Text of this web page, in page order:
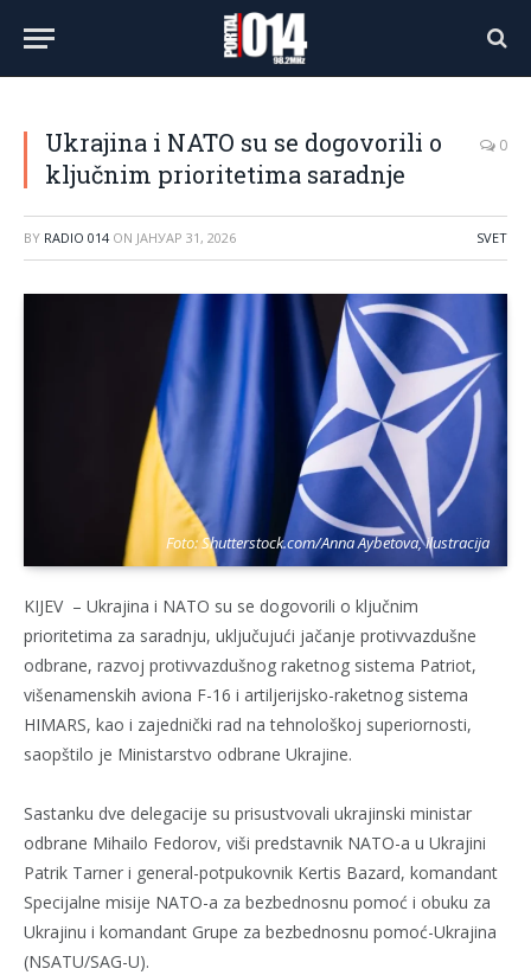
Ukrajina i NATO su se dogovorili o
ključnim prioritetima saradnje
0
BY RADIO 014 ON ЈАНУАР 31, 2026 SVET
Foto: Shutterstock.com/Anna Aybetova, ilustracija
KIJEV – Ukrajina i NATO su se dogovorili o ključnim
prioritetima za saradnju, uključujući jačanje protivvazdušne
odbrane, razvoj protivvazdušnog raketnog sistema Patriot,
višenamenskih aviona F-16 i artiljerijsko-raketnog sistema
HIMARS, kao i zajednički rad na tehnološkoj superiornosti,
saopštilo je Ministarstvo odbrane Ukrajine.
Sastanku dve delegacije su prisustvovali ukrajinski ministar
odbrane Mihailo Fedorov, viši predstavnik NATO-a u Ukrajini
Patrik Tarner i general-potpukovnik Kertis Bazard, komandant
Specijalne misije NATO-a za bezbednosnu pomoć i obuku za
Ukrajinu i komandant Grupe za bezbednosnu pomoć-Ukrajina
(NSATU/SAG-U).